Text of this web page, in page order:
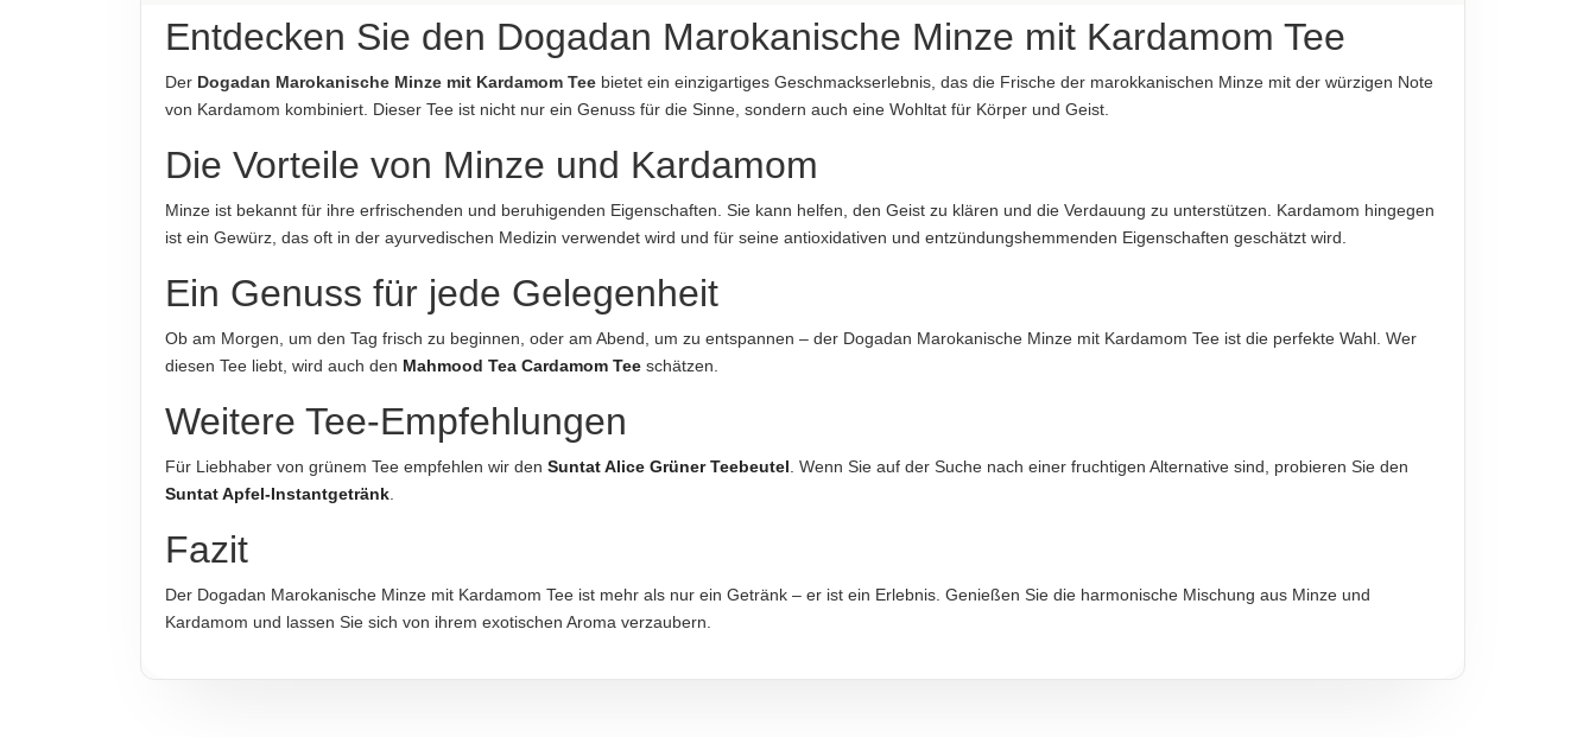
AUFBEWAHRUNGSHINWEIS
HERKUNFTSLAND
Für die vorstehenden Angaben wird keine Haftung übernommen. Bitte prüfen Sie im Einzelfall die Angaben auf der jeweiligen Produktverpackung, nur diese sind
verbindlich. Das Produktdesign kann von der Abbildung abweichen.
ABTROPFGEWICHT
NETTOFÜLLMENGE
Doğadan Gıda Ürünleri Sanayi ve Pazarlama A.Ş., Çamlıca Mah. Anadolu Cad. No: 26, 34782 Ümraniye, İstanbul, Türkei
Doğadan GmbH, Berliner Straße 123, 10115 Berlin, Deutschland
Hinweis zur Haftung: Für die vorstehenden Angaben wird keine Haftung übernommen. Bitte prüfen Sie die Angaben auf der jeweiligen Produktverpackung; nur diese sind verbindlich.
Entdecken Sie den Dogadan Marokanische Minze mit Kardamom Tee
Der Dogadan Marokanische Minze mit Kardamom Tee bietet ein einzigartiges Geschmackserlebnis, das die Frische der marokkanischen Minze mit der würzigen Note
von Kardamom kombiniert. Dieser Tee ist nicht nur ein Genuss für die Sinne, sondern auch eine Wohltat für Körper und Geist.
Die Vorteile von Minze und Kardamom
Minze ist bekannt für ihre erfrischenden und beruhigenden Eigenschaften. Sie kann helfen, den Geist zu klären und die Verdauung zu unterstützen. Kardamom hingegen
ist ein Gewürz, das oft in der ayurvedischen Medizin verwendet wird und für seine antioxidativen und entzündungshemmenden Eigenschaften geschätzt wird.
Ein Genuss für jede Gelegenheit
Ob am Morgen, um den Tag frisch zu beginnen, oder am Abend, um zu entspannen – der Dogadan Marokanische Minze mit Kardamom Tee ist die perfekte Wahl. Wer
diesen Tee liebt, wird auch den Mahmood Tea Cardamom Tee schätzen.
Weitere Tee-Empfehlungen
Für Liebhaber von grünem Tee empfehlen wir den Suntat Alice Grüner Teebeutel . Wenn Sie auf der Suche nach einer fruchtigen Alternative sind, probieren Sie den
Suntat Apfel-Instantgetränk
Fazit
Der Dogadan Marokanische Minze mit Kardamom Tee ist mehr als nur ein Getränk – er ist ein Erlebnis. Genießen Sie die harmonische Mischung aus Minze und
Kardamom und lassen Sie sich von ihrem exotischen Aroma verzaubern.